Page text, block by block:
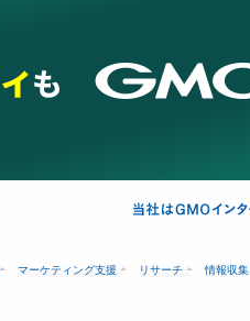
マーケティング支援 リサーチ 情報収集